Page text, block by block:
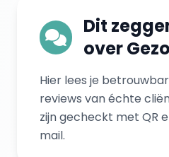
Dit
over
Hier lees je
reviews van échte
zijn gecheckt met QR
mail.